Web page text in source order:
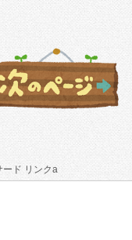
ード リンクa